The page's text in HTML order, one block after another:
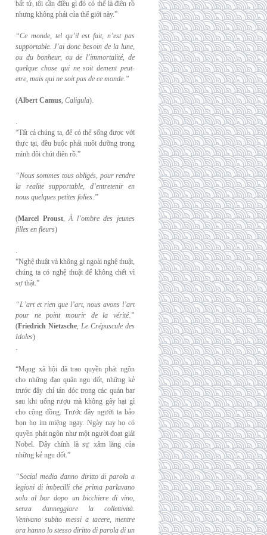
bất tử, tôi cần điều gì đó có thể là điên rồ
nhưng không phải của thế giới này.”
“Ce monde, tel qu’il est fait, n’est pas
supportable. J’ai donc besoin de la lune,
ou du bonheur, ou de l’immortalité, de
quelque chose qui ne soit dement peut-
etre, mais qui ne soit pas de ce monde.”
(Albert Camus, Caligula).
.
“Tất cả chúng ta, để có thể sống được với
thực tại, đều buộc phải nuôi dưỡng trong
mình đôi chút điên rồ.”
“Nous sommes tous obligés, pour rendre
la realite supportable, d’entretenir en
nous quelques petites folies.”
(Marcel Proust,À l’ombre des jeunes
filles en fleurs)
.
“Nghệ thuật và không gì ngoài nghệ thuật,
chúng ta có nghệ thuật để không chết vì
sự thật.”
“L’art et rien que l’art, nous avons l’art
pour ne point mourir de la vérité.”
(Friedrich Nietzsche, Le Crépuscule des
Idoles)
.
“Mạng xã hội đã trao quyền phát ngôn
cho những đạo quân ngu dốt, những kẻ
trước đây chỉ tán dóc trong các quán bar
sau khi uống rượu mà không gây hại gì
cho cộng đồng. Trước đây người ta bảo
bọn họ im miệng ngay. Ngày nay họ có
quyền phát ngôn như một người đoạt giải
Nobel. Đây chính là sự xâm lăng của
những kẻ ngu dốt.”
“Social media danno diritto di parola a
legioni di imbecilli che prima parlavano
solo albar dopo un bicchiere di vino,
senza danneggiare la collettività.
Venivano subito messi a tacere, mentre
ora hanno lo stesso diritto di parola di un